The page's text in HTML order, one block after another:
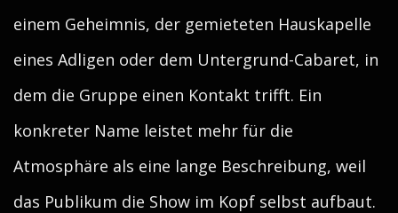
einem Geheimnis, der gemieteten Hauskapelle
eines Adligen oder dem Untergrund-Cabaret, in
dem die Gruppe einen Kontakt trifft. Ein
konkreter Name leistet mehr für die
Atmosphäre als eine lange Beschreibung, weil
das Publikum die Show im Kopf selbst aufbaut.